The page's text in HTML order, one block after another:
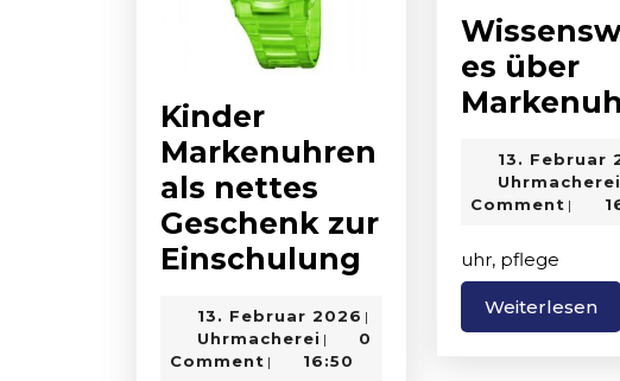
Kinder
Markenuhren
als nettes
Geschenk zur
Einschulung Kinder
Markenuhren
als
13. Februar 2026 13.
Februar
|
Uhrmacherei Uhrmacherei
|
0
Comment | 16:50
es über
13. Februar
Uhrmacherei
Comment |
uhr, pflege
Weiterlesen